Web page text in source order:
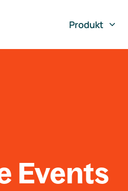
Produkt
Events